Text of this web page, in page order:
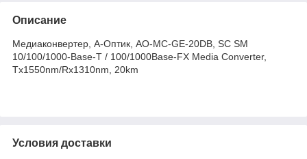
Описание
Медиаконвертер, А-Оптик, AO-MC-GE-20DB, SC SM
10/100/1000-Base-T / 100/1000Base-FX Media Converter,
Tx1550nm/Rx1310nm, 20km
Условия доставки